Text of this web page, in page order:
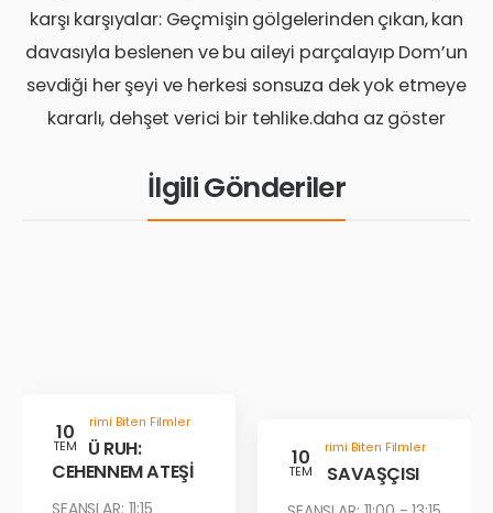
karşı karşıyalar: Geçmişin gölgelerinden çıkan, kan
davasıyla beslenen ve bu aileyi parçalayıp Dom’un
sevdiği her şeyi ve herkesi sonsuza dek yok etmeye
kararlı, dehşet verici bir tehlike.daha az göster
İlgili Gönderiler
10
TEM
Gösterimi Biten Filmler
KÖTÜ RUH:
CEHENNEM ATEŞİ
SEANSLAR: 11:15
10
TEM
Gösterimi Biten Filmler
ÇÖL SAVAŞÇISI